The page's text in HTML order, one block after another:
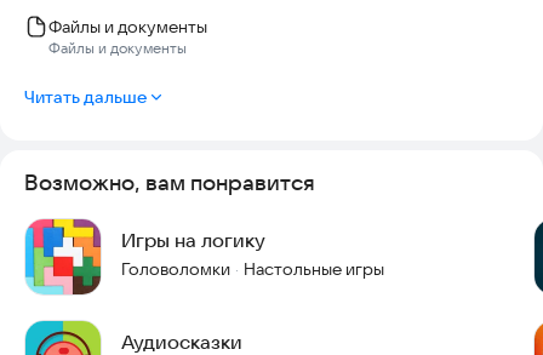
Файлы и документы
Файлы и документы
Читать дальше
Возможно, вам понравится
Игры на логику
Головоломки · Настольные игры
Аудиосказки